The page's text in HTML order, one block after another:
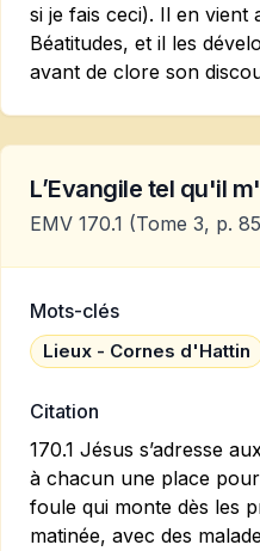
si je fais ceci). Il en vient
Béatitudes, et il les
avant de clore son
L’Evangile tel qu'il
EMV 170.1 (Tome 3, p.
Mots-clés
Lieux - Cornes d'Hattin
Citation
170.1 Jésus s’adresse
à chacun une place
foule qui monte dès les
matinée, avec des